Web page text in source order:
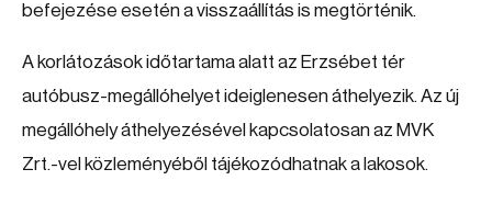
befejezése esetén a visszaállítás is megtörténik.
A korlátozások időtartama alatt az Erzsébet tér
autóbusz-megállóhelyet ideiglenesen áthelyezik. Az új
megállóhely áthelyezésével kapcsolatosan az MVK
Zrt.-vel közleményéből tájékozódhatnak a lakosok.